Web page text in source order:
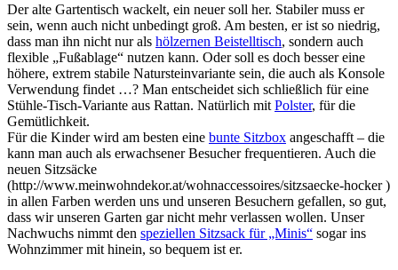
Der alte Gartentisch wackelt, ein neuer soll her. Stabiler muss er
sein, wenn auch nicht unbedingt groß. Am besten, er ist so niedrig,
dass man ihn nicht nur als hölzernen Beistelltisch, sondern auch
flexible „Fußablage“ nutzen kann. Oder soll es doch besser eine
höhere, extrem stabile Natursteinvariante sein, die auch als Konsole
Verwendung findet …? Man entscheidet sich schließlich für eine
Stühle-Tisch-Variante aus Rattan. Natürlich mit Polster, für die
Gemütlichkeit.
Für die Kinder wird am besten eine bunte Sitzbox angeschafft – die
kann man auch als erwachsener Besucher frequentieren. Auch die
neuen Sitzsäcke
(http://www.meinwohndekor.at/wohnaccessoires/sitzsaecke-hocker )
in allen Farben werden uns und unseren Besuchern gefallen, so gut,
dass wir unseren Garten gar nicht mehr verlassen wollen. Unser
Nachwuchs nimmt den speziellen Sitzsack für „Minis“ sogar ins
Wohnzimmer mit hinein, so bequem ist er.